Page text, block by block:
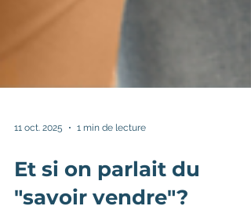
Et si on parlait du